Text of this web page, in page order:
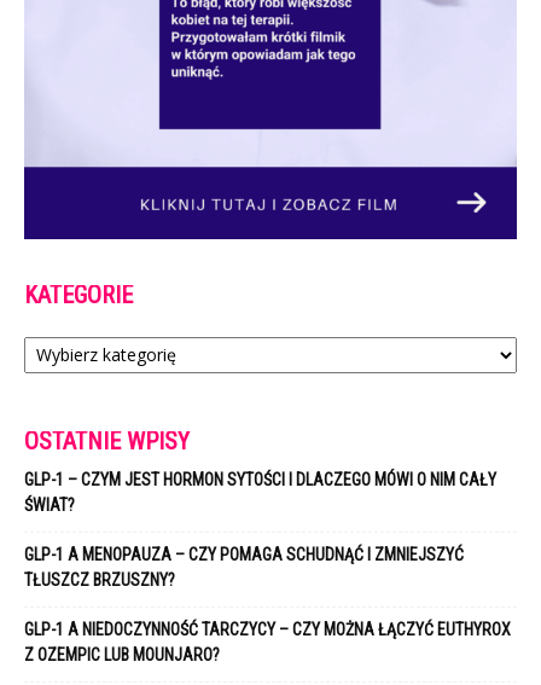
KATEGORIE
Kategorie
OSTATNIE WPISY
GLP-1 – CZYM JEST HORMON SYTOŚCI I DLACZEGO MÓWI O NIM CAŁY
ŚWIAT?
GLP-1 A MENOPAUZA – CZY POMAGA SCHUDNĄĆ I ZMNIEJSZYĆ
TŁUSZCZ BRZUSZNY?
GLP-1 A NIEDOCZYNNOŚĆ TARCZYCY – CZY MOŻNA ŁĄCZYĆ EUTHYROX
Z OZEMPIC LUB MOUNJARO?